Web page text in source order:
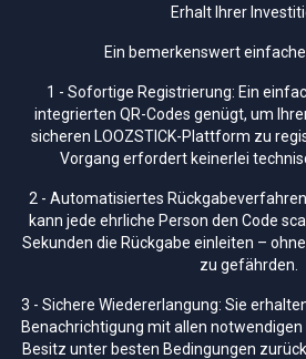
Erhalt Ihrer
Ein bemerkenswert
1 - Sofortige Registrierung: Ein
integrierten QR-Codes genügt, um
sicheren LOOZSTICK-Plattform zu
Vorgang erfordert keinerlei
2 - Automatisiertes
kann jede ehrliche Person den Code
Sekunden die Rückgabe einleiten –
zu gefährden.
3 - Sichere Wiedererlangung: Sie
Benachrichtigung mit allen
Besitz unter besten Bedingungen